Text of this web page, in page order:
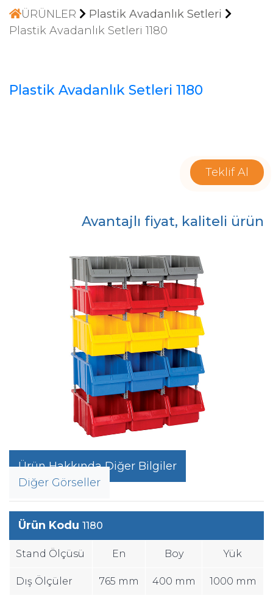
ÜRÜNLER
Plastik Avadanlık Setleri
Plastik Avadanlık Setleri 1180
Plastik Avadanlık Setleri 1180
Teklif Al
Avantajlı fiyat, kaliteli ürün
Ürün Hakkında Diğer Bilgiler
Diğer Görseller
Ürün Kodu 1180
Stand Ölçüsü En Boy Yük
Dış Ölçüler 765 mm 400 mm 1000 mm